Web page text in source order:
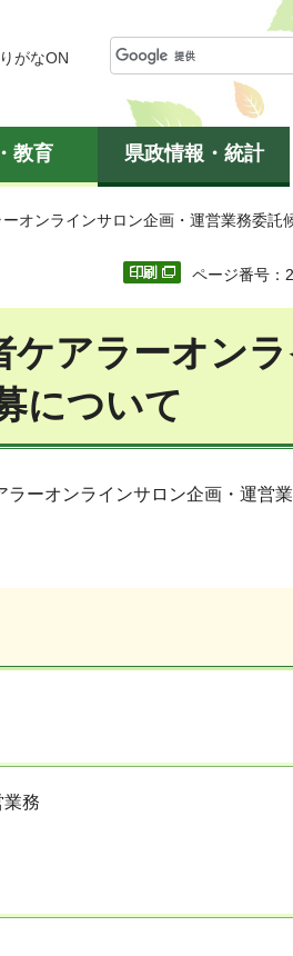
がなON
教育 県政情報・統計
オンラインサロン企画・運営業務委託
ページ番号：
ケアラーオン
について
ーオンラインサロン企画・運営
務